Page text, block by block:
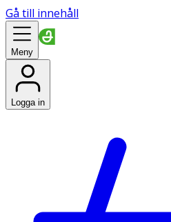
Gå till innehåll
Meny
Logga in